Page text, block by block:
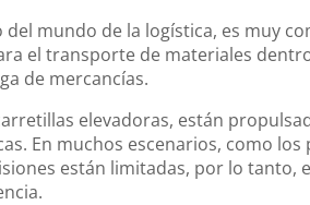
del mundo de la logística, es muy
el transporte de materiales
de mercancías.
elevadoras, están
En muchos escenarios, como
están limitadas, por lo tanto,